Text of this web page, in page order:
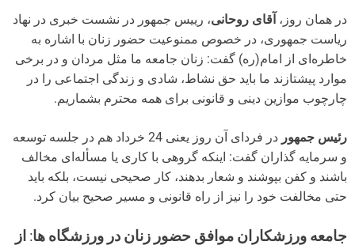
در همان روز، آقای روحانی، رییس جمهور در نشست خبری در نهاد
ریاست جمهوری، در خصوص ممنوعیت حضور زنان با اشاره به
خاطره‌ای از امام‌‌(ره) گفت: زنان جامعه ما مثل مردان و در برخی
موارد پیشتازند ما باید حق نشاط، شادی و زندگی اجتماعی را در
چارچوب موازین دینی و قانونی برای همه محترم بشماریم.
رئیس جمهور
در فردای آن روز یعنی 24 خرداد هم در جلسه توسعه
و سرمایه گذاران گفت: اینکه گروهی با کاری یا مسأله‌ای مخالف
باشند و کفن بپوشند و شعار بدهند، کار صحیحی نیست، بلکه باید
حتی مخالفت خود را نیز از راه قانونی و مسیر صحیح بیان کرد.
جامعه ورزشکاران موافق حضور زنان در ورزشگاه ها: از